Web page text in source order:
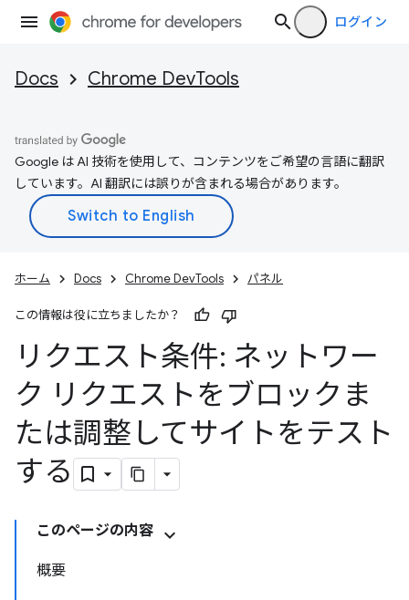
ログイン
Docs Chrome DevTools
Google は AI 技術を使用して、コンテンツをご希望の言語に翻訳
しています。AI 翻訳には誤りが含まれる場合があります。
ホーム Docs Chrome DevTools パネル
この情報は役に立ちましたか？
リクエスト条件: ネットワー
ク リクエストをブロックま
たは調整してサイトをテスト
する
このページの内容
概要